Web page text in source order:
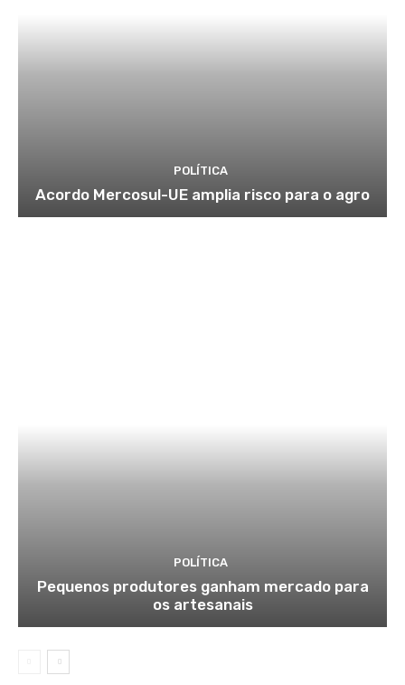
POLÍTICA
Acordo Mercosul-UE amplia risco para o agro
POLÍTICA
Pequenos produtores ganham mercado para
os artesanais